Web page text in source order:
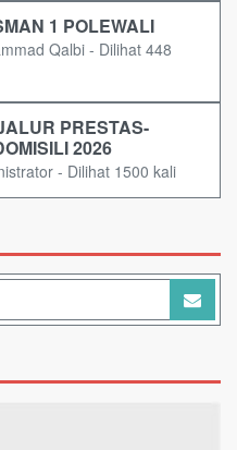
1 POLEWALI
Qalbi - Dilihat 448
PRESTAS-
2026
- Dilihat 1500 kali